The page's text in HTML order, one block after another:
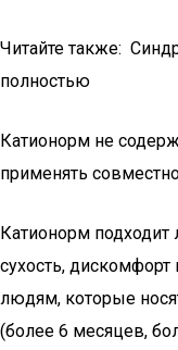
Читайте также:
полностью
Катионорм не
применять
Катионорм
сухость,
людям, которые
(более 6 месяцев,